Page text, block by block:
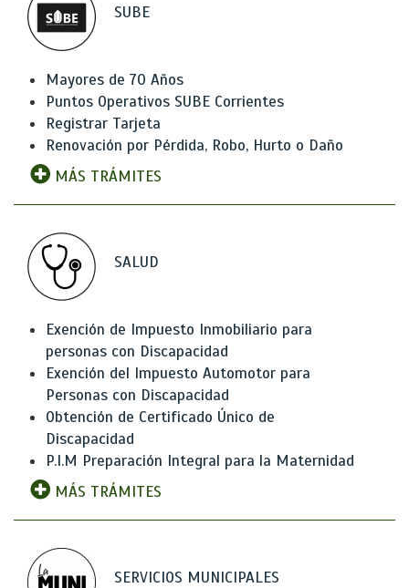
SUBE
Mayores de 70 Años
Puntos Operativos SUBE Corrientes
Registrar Tarjeta
Renovación por Pérdida, Robo, Hurto o Daño
MÁS TRÁMITES
SALUD
Exención de Impuesto Inmobiliario para
personas con Discapacidad
Exención del Impuesto Automotor para
Personas con Discapacidad
Obtención de Certificado Único de
Discapacidad
P.I.M Preparación Integral para la Maternidad
MÁS TRÁMITES
SERVICIOS MUNICIPALES